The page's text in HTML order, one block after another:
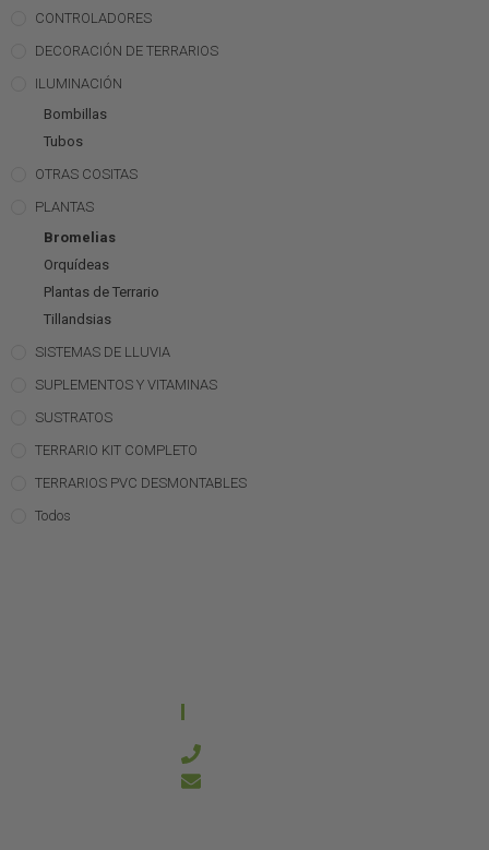
CONTROLADORES
DECORACIÓN DE TERRARIOS
ILUMINACIÓN
Bombillas
Tubos
OTRAS COSITAS
PLANTAS
Bromelias
Orquídeas
Plantas de Terrario
Tillandsias
SISTEMAS DE LLUVIA
SUPLEMENTOS Y VITAMINAS
SUSTRATOS
TERRARIO KIT COMPLETO
TERRARIOS PVC DESMONTABLES
Todos